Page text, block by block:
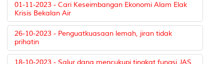
01-11-2023 - Cari Keseimbangan Ekonomi Alam Elak
Krisis Bekalan Air
26-10-2023 - Penguatkuasaan lemah, jiran tidak
prihatin
18-10-2023 - Salur dana mencukupi tingkat fungsi JAS